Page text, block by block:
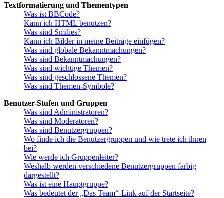
Textformatierung und Thementypen
Was ist BBCode?
Kann ich HTML benutzen?
Was sind Smilies?
Kann ich Bilder in meine Beiträge einfügen?
Was sind globale Bekanntmachungen?
Was sind Bekanntmachungen?
Was sind wichtige Themen?
Was sind geschlossene Themen?
Was sind Themen-Symbole?
Benutzer-Stufen und Gruppen
Was sind Administratoren?
Was sind Moderatoren?
Was sind Benutzergruppen?
Wo finde ich die Benutzergruppen und wie trete ich ihnen
bei?
Wie werde ich Gruppenleiter?
Weshalb werden verschiedene Benutzergruppen farbig
dargestellt?
Was ist eine Hauptgruppe?
Was bedeutet der „Das Team“-Link auf der Startseite?